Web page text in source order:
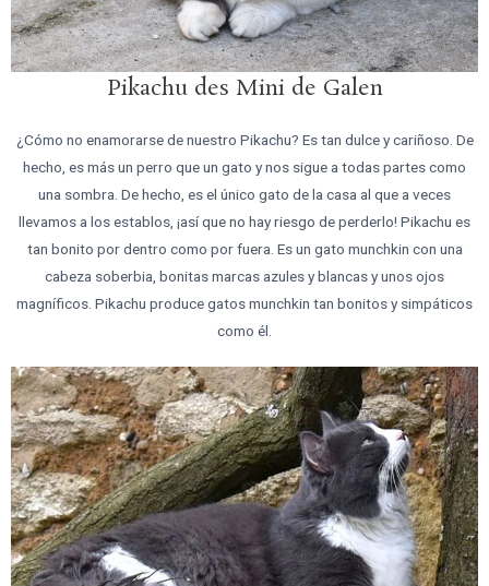
Pikachu des Mini de Galen
¿Cómo no enamorarse de nuestro Pikachu? Es tan dulce y cariñoso. De
hecho, es más un perro que un gato y nos sigue a todas partes como
una sombra. De hecho, es el único gato de la casa al que a veces
llevamos a los establos, ¡así que no hay riesgo de perderlo! Pikachu es
tan bonito por dentro como por fuera. Es un gato munchkin con una
cabeza soberbia, bonitas marcas azules y blancas y unos ojos
magníficos. Pikachu produce gatos munchkin tan bonitos y simpáticos
como él.